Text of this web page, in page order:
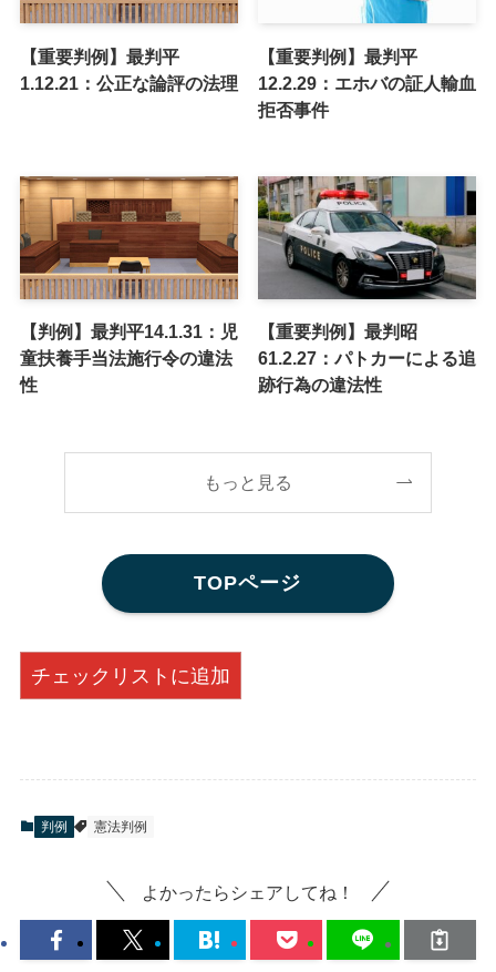
【重要判例】最判平
1.12.21：公正な論評の法理
【重要判例】最判平
12.2.29：エホバの証人輸血
拒否事件
【判例】最判平14.1.31：児
童扶養手当法施行令の違法
性
【重要判例】最判昭
61.2.27：パトカーによる追
跡行為の違法性
もっと見る
TOPページ
チェックリストに追加
判例 憲法判例
よかったらシェアしてね！